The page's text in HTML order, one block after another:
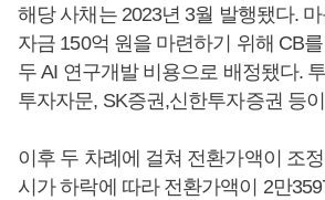
해당 사채는 2023년 3월 발행됐다.
자금 150억 원을 마련하기 위해 CB
두 AI 연구개발 비용으로 배정됐다.
투자자문, SK증권,신한투자증권 등
이후 두 차례에 걸쳐 전환가액이 조
시가 하락에 따라 전환가액이 2만